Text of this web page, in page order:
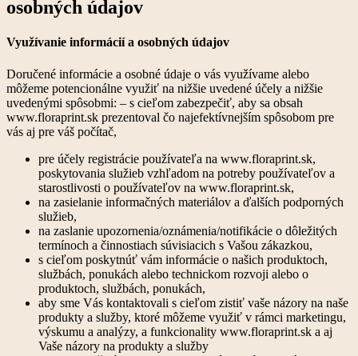
osobných údajov
Využívanie informácií a osobných údajov
Doručené informácie a osobné údaje o vás využívame alebo
môžeme potencionálne využiť na nižšie uvedené účely a nižšie
uvedenými spôsobmi: – s cieľom zabezpečiť, aby sa obsah
www.floraprint.sk prezentoval čo najefektívnejším spôsobom pre
vás aj pre váš počítač,
pre účely registrácie používateľa na www.floraprint.sk,
poskytovania služieb vzhľadom na potreby používateľov a
starostlivosti o používateľov na www.floraprint.sk,
na zasielanie informačných materiálov a ďalších podporných
služieb,
na zaslanie upozornenia/oznámenia/notifikácie o dôležitých
termínoch a činnostiach súvisiacich s Vašou zákazkou,
s cieľom poskytnúť vám informácie o našich produktoch,
službách, ponukách alebo technickom rozvoji alebo o
produktoch, službách, ponukách,
aby sme Vás kontaktovali s cieľom zistiť vaše názory na naše
produkty a služby, ktoré môžeme využiť v rámci marketingu,
výskumu a analýzy, a funkcionality www.floraprint.sk a aj
Vaše názory na produkty a služby